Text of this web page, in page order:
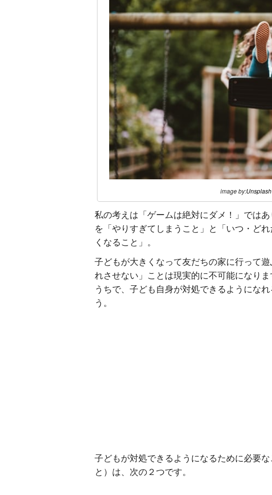
image by:Unsplash
私の考えは「ゲームは絶対にダメ！」では
を「やりすぎてしまうこと」と「いつ・ど
くなること」。
子どもが大きくなって友だちの家に行って
れさせない」ことは現実的に不可能になり
うちで、子ども自身が対処できるようにな
う。
子どもが対処できるようになるために必要
と）は、次の２つです。